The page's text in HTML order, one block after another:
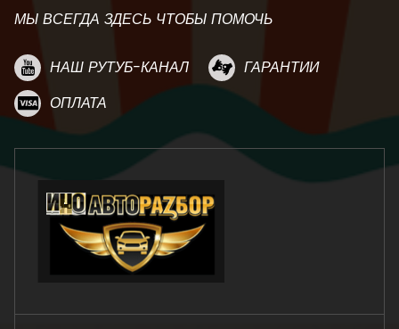
МЫ ВСЕГДА ЗДЕСЬ ЧТОБЫ ПОМОЧЬ
НАШ РУТУБ-КАНАЛ
ГАРАНТИИ
ОПЛАТА